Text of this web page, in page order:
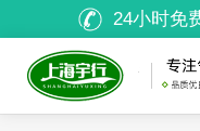
24小时免